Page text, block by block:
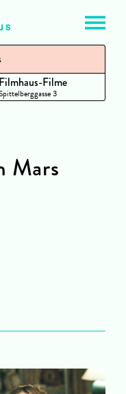
Filmhaus-Filme
3
Mars